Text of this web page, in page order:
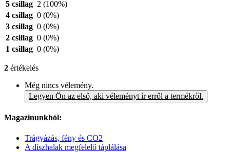
5 csillag 2 (100%)
4 csillag 0 (0%)
3 csillag 0 (0%)
2 csillag 0 (0%)
1 csillag 0 (0%)
2 értékelés
Még nincs vélemény.
Legyen Ön az első, aki véleményt ír erről a termékről.
Magazinunkból:
Trágyázás, fény és CO2
A díszhalak megfelelő táplálása